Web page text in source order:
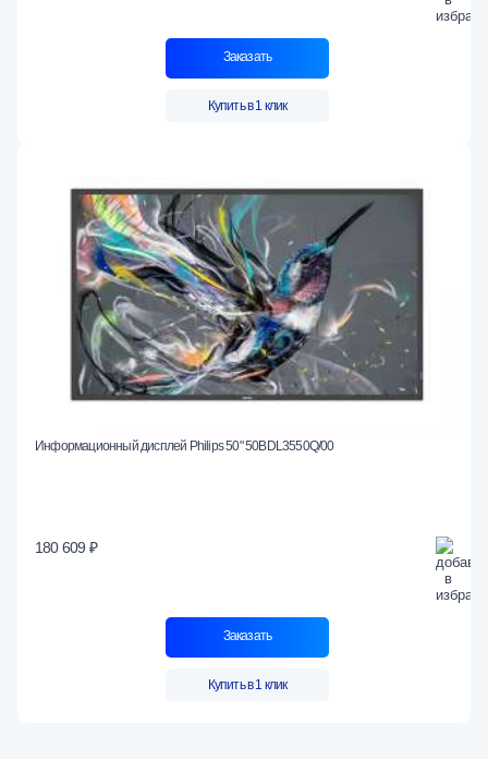
Заказать
Купить в 1 клик
Информационный дисплей Philips 50" 50BDL3550Q/00
180 609 ₽
Заказать
Купить в 1 клик